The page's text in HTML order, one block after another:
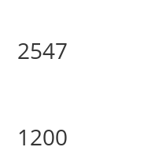
2547
1200